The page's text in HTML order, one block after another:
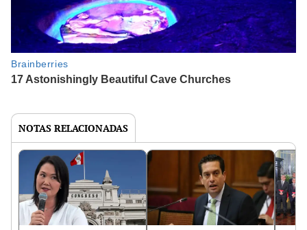
NOTAS RELACIONADAS